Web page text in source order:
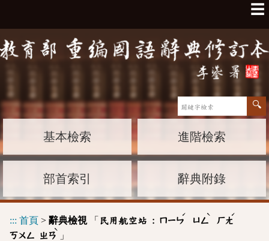
☰
基本檢索 進階檢索
部首索引 辭典附錄
::: 首頁 > 辭典檢視「 民用航空站 : ㄇㄧㄣ
ˊ
ㄩㄥ
ˋ
ㄏㄤ
ˊ
ㄎㄨㄥ ㄓㄢ
ˋ
」